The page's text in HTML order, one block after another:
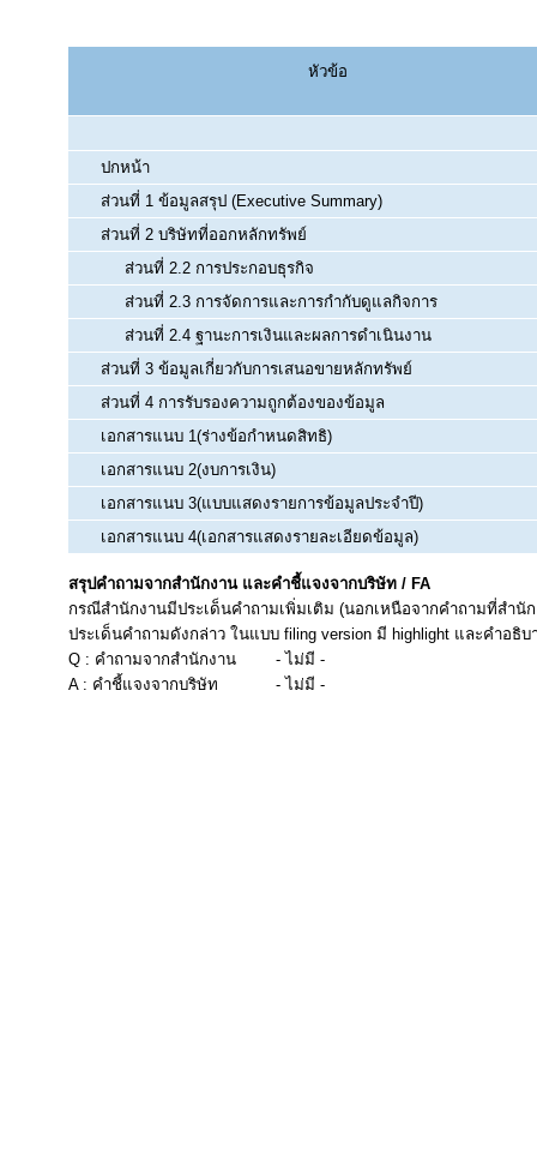
หัวข้อ
ปกหน้า
ส่วนที่ 1 ข้อมูลสรุป (Executive Summary)
ส่วนที่ 2 บริษัทที่ออกหลักทรัพย์
ส่วนที่ 2.2 การประกอบธุรกิจ
ส่วนที่ 2.3 การจัดการและการกำกับดูแลกิจการ
ส่วนที่ 2.4 ฐานะการเงินและผลการดำเนินงาน
ส่วนที่ 3 ข้อมูลเกี่ยวกับการเสนอขายหลักทรัพย์
ส่วนที่ 4 การรับรองความถูกต้องของข้อมูล
เอกสารแนบ 1(ร่างข้อกำหนดสิทธิ)
เอกสารแนบ 2(งบการเงิน)
เอกสารแนบ 3(แบบแสดงรายการข้อมูลประจำปี)
เอกสารแนบ 4(เอกสารแสดงรายละเอียดข้อมูล)
สรุปคำถามจากสำนักงาน และคำชี้แจงจากบริษัท / FA
กรณีสำนักงานมีประเด็นคำถามเพิ่มเติม (นอกเหนือจากคำถามที่สำ
ประเด็นคำถามดังกล่าว ในแบบ filing version มี highlight และคำอธิ
Q : คำถามจากสำนักงาน
- ไม่มี -
A : คำชี้แจงจากบริษัท
- ไม่มี -